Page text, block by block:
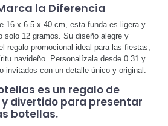
la Diferencia
16 x 6.5 x 40 cm, esta funda es ligera y
solo 12 gramos. Su diseño alegre y
regalo promocional ideal para las fiestas,
navideño. Personalízala desde 0.31 y
invitados con un detalle único y original.
es un regalo de
divertido para presentar
botellas.